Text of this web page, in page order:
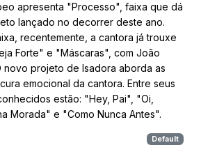
apresenta "Processo", faixa que dá
lançado no decorrer deste ano.
recentemente, a cantora já trouxe
Forte" e "Máscaras", com João
novo projeto de Isadora aborda as
emocional da cantora. Entre seus
estão: "Hey, Pai", "Oi,
Morada" e "Como Nunca Antes".
Default